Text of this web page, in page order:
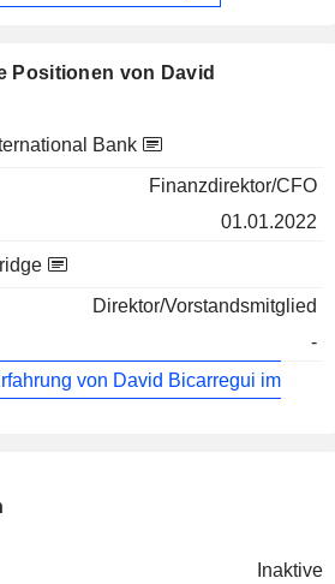
Positionen von David
Ende
Bank
Finanzdirektor/CFO
01.01.2022
Direktor/Vorstandsmitglied
-
von David Bicarregui im
Inaktive